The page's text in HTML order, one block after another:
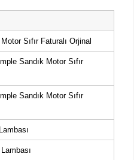
Sıfır Faturalı Orjinal
Sandık Motor Sıfır
Sandık Motor Sıfır